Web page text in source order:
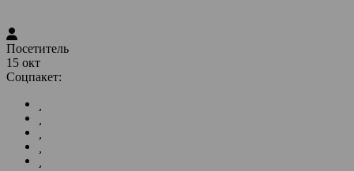
Посетитель
15 окт
Соцпакет: